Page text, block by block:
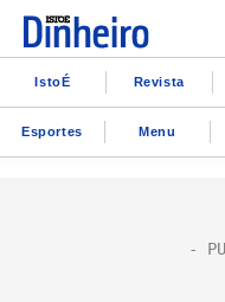
IstoÉ Revista
Esportes Menu